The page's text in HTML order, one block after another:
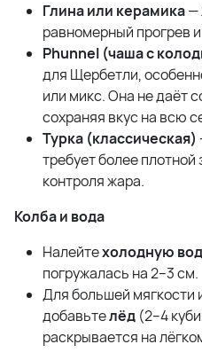
Глина или керамика—
равномерный прогрев
Phunnel (чаша с
для Щербетли,
или микс. Она не даёт
сохраняя вкус на всю
Турка (классическая)
требует более плотной
контроля жара.
Колба и вода
Налейтехолодную
погружалась на 2–3 см.
Для большей мягкости
добавьтелёд (2–4
раскрывается на